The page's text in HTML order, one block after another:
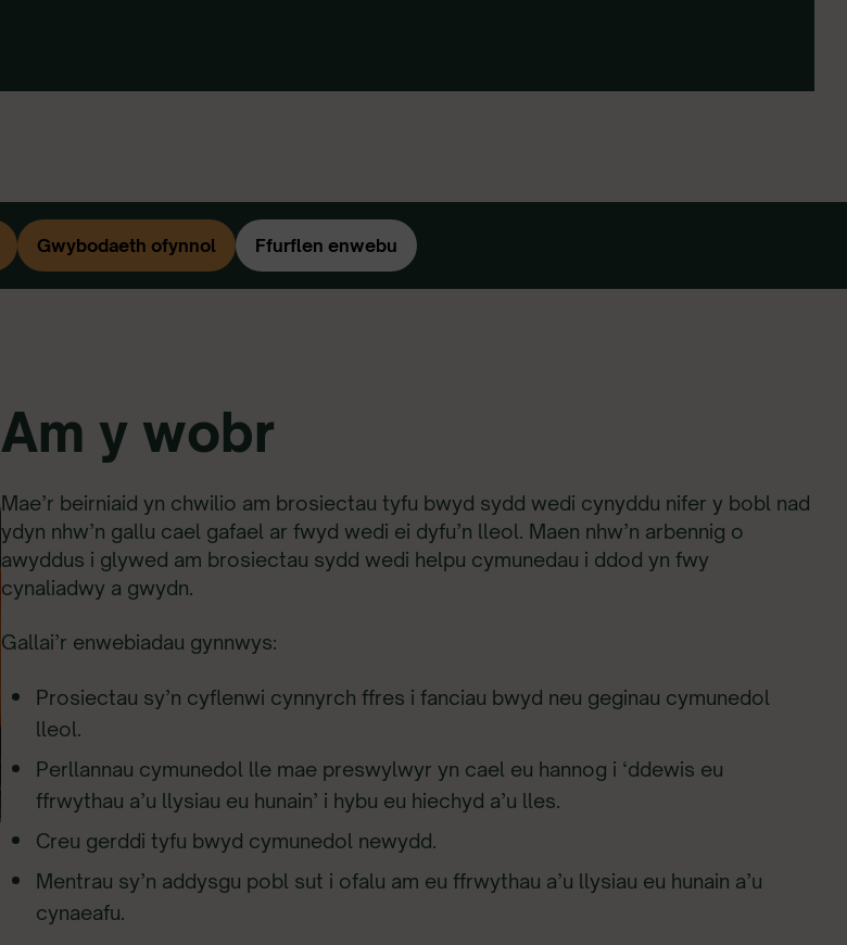
Gwybodaeth ofynnol Ffurflen enwebu
Am y wobr
Mae’r beirniaid yn chwilio am brosiectau tyfu bwyd sydd wedi cynyddu nifer y bobl nad
ydyn nhw’n gallu cael gafael ar fwyd wedi ei dyfu’n lleol. Maen nhw’n arbennig o
awyddus i glywed am brosiectau sydd wedi helpu cymunedau i ddod yn fwy
cynaliadwy a gwydn.
Gallai’r enwebiadau gynnwys:
Prosiectau sy’n cyflenwi cynnyrch ffres i fanciau bwyd neu geginau cymunedol
lleol.
Perllannau cymunedol lle mae preswylwyr yn cael eu hannog i ‘ddewis eu
ffrwythau a’u llysiau eu hunain’ i hybu eu hiechyd a’u lles.
Creu gerddi tyfu bwyd cymunedol newydd.
Mentrau sy’n addysgu pobl sut i ofalu am eu ffrwythau a’u llysiau eu hunain a’u
cynaeafu.